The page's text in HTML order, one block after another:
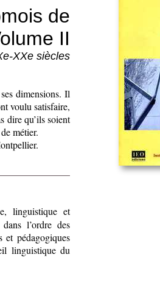
de
II
XXe siècles
dimensions. Il
voulu satisfaire,
dire qu’ils soient
métier.
linguistique et
l’ordre des
et pédagogiques
linguistique du